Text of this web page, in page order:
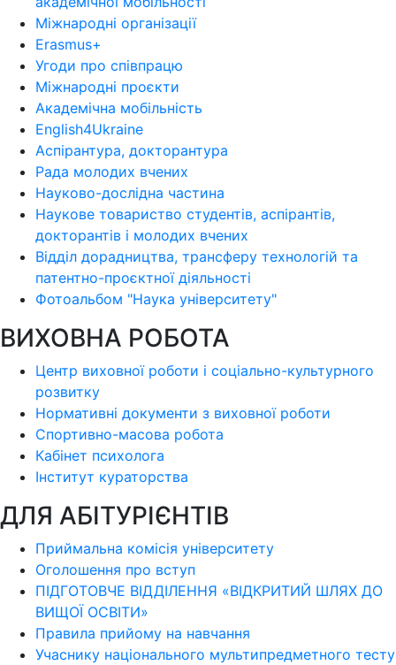
Міжнародні організації
Erasmus+
Угоди про співпрацю
Міжнародні проєкти
Академічна мобільність
English4Ukraine
Аспірантура, докторантура
Рада молодих вчених
Науково-дослідна частина
Наукове товариство студентів, аспірантів,
докторантів і молодих вчених
Відділ дорадництва, трансферу технологій та
патентно-проєктної діяльності
Фотоальбом "Наука університету"
ВИХОВНА РОБОТА
Центр виховної роботи і соціально-культурного
розвитку
Нормативні документи з виховної роботи
Спортивно-масова робота
Кабінет психолога
Інститут кураторства
ДЛЯ АБІТУРІЄНТІВ
Приймальна комісія університету
Оголошення про вступ
ПІДГОТОВЧЕ ВІДДІЛЕННЯ «ВІДКРИТИЙ ШЛЯХ ДО
ВИЩОЇ ОСВІТИ»
Правила прийому на навчання
Учаснику національного мультипредметного тесту